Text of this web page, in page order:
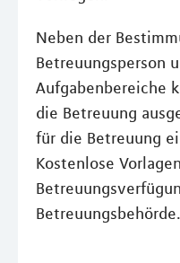
Neben der
Betreuungsperson
Aufgabenbereiche
die Betreuung
für die Betreuung
Kostenlose
Betreuungsbehörde.